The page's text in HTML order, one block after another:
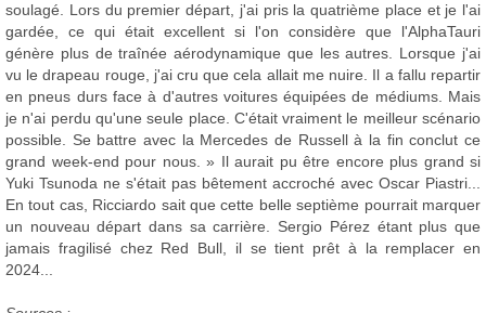
soulagé. Lors du premier départ, j'ai pris la quatrième place et je l'ai
gardée, ce qui était excellent si l'on considère que l'AlphaTauri
génère plus de traînée aérodynamique que les autres. Lorsque j'ai
vu le drapeau rouge, j'ai cru que cela allait me nuire. Il a fallu repartir
en pneus durs face à d'autres voitures équipées de médiums. Mais
je n'ai perdu qu'une seule place. C'était vraiment le meilleur scénario
possible. Se battre avec la Mercedes de Russell à la fin conclut ce
grand week-end pour nous. » Il aurait pu être encore plus grand si
Yuki Tsunoda ne s'était pas bêtement accroché avec Oscar Piastri...
En tout cas, Ricciardo sait que cette belle septième pourrait marquer
un nouveau départ dans sa carrière. Sergio Pérez étant plus que
jamais fragilisé chez Red Bull, il se tient prêt à la remplacer en
2024...